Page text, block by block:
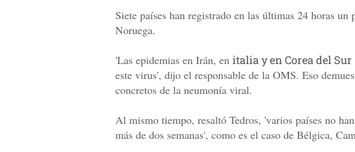
Siete países han registrado en las últimas 24 horas
Noruega.
'Las epidemias en Irán, en italia y en Corea del Sur
este virus', dijo el responsable de la OMS. Eso
concretos de la neumonía viral.
Al mismo tiempo, resaltó Tedros, 'varios países no
más de dos semanas', como es el caso de Bélgica,